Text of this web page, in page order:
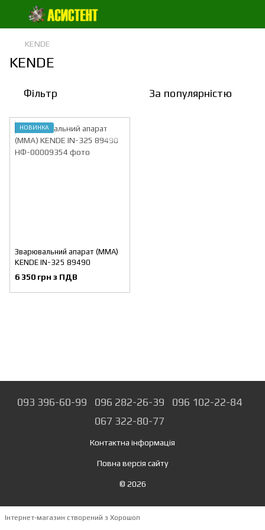
KENDE
KENDE
Фільтр За популярністю
НОВИНКА
Зварювальний апарат (ММА)
KENDE IN-325 89490
6 350 грн з ПДВ
093 396-60-99 096 282-26-39
096 102-22-84
067 322-80-77
Контактна інформація
Повна версія сайту
© 2026
Інтернет-магазин створений з Хорошоп